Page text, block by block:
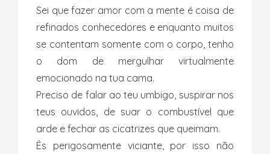
Sei que fazer amor com a mente é coisa de
refinados conhecedores e enquanto muitos
se contentam somente com o corpo, tenho
o dom de mergulhar virtualmente
emocionado na tua cama.
Preciso de falar ao teu umbigo, suspirar nos
teus ouvidos, de suar o combustível que
arde e fechar as cicatrizes que queimam.
És perigosamente viciante, por isso não